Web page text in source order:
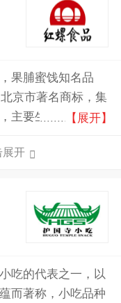
果脯蜜饯知名品
京市著名商标，集
主要生产果脯、羊
【展开】
展开
吃的代表之一，以
而著称，小吃品种